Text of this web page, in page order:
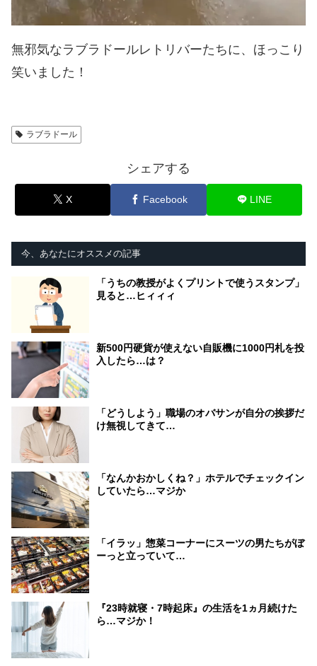
無邪気なラブラドールレトリバーたちに、ほっこり
笑いました！
ラブラドール
シェアする
X Facebook LINE
今、あなたにオススメの記事
「うちの教授がよくプリントで使うスタンプ」
見ると…ヒィィィ
新500円硬貨が使えない自販機に1000円札を投
入したら…は？
「どうしよう」職場のオバサンが自分の挨拶だ
け無視してきて…
「なんかおかしくね？」ホテルでチェックイン
していたら…マジか
「イラッ」惣菜コーナーにスーツの男たちがぼ
ーっと立っていて…
『23時就寝・7時起床』の生活を1ヵ月続けた
ら…マジか！